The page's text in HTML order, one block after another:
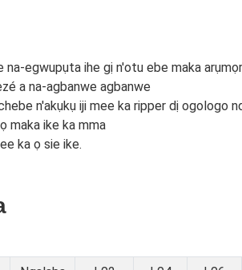
na-egwupụta ihe gị n'otu ebe maka
a na-agbanwe agbanwe
n'akụkụ iji mee ka ripper dị ogologo
maka ike ka mma
ka ọ sie ike.